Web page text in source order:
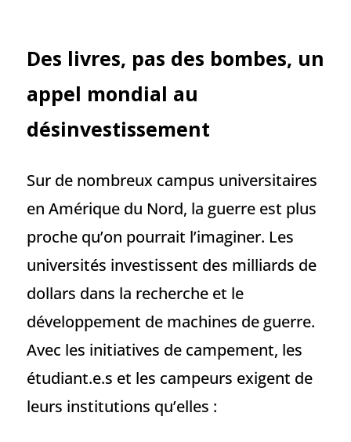
Des livres, pas des bombes, un
appel mondial au
désinvestissement
Sur de nombreux campus universitaires
en Amérique du Nord, la guerre est plus
proche qu’on pourrait l’imaginer. Les
universités investissent des milliards de
dollars dans la recherche et le
développement de machines de guerre.
Avec les initiatives de campement, les
étudiant.e.s et les campeurs exigent de
leurs institutions qu’elles :